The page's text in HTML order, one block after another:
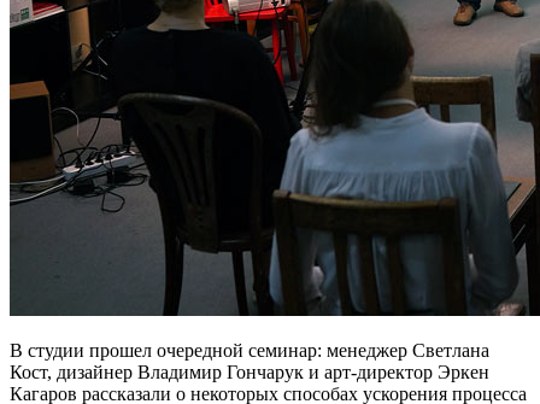
В студии прошел очередной семинар: менеджер Светлана
Кост, дизайнер Владимир Гончарук и арт-директор Эркен
Кагаров рассказали о некоторых способах ускорения процесса